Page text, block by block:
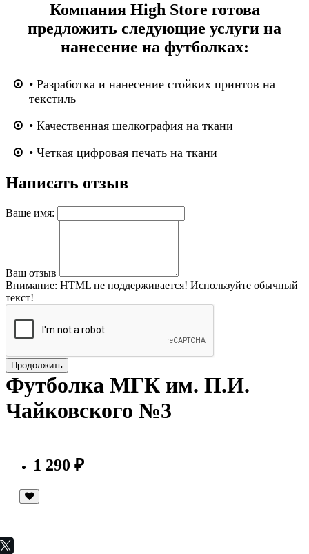
Компания High Store готова
предложить следующие услуги на
нанесение на футболках:
• Разработка и нанесение стойких принтов на
текстиль
• Качественная шелкография на ткани
• Четкая цифровая печать на ткани
Написать отзыв
Ваше имя:
Ваш отзыв
Внимание: HTML не поддерживается! Используйте обычный
текст!
Продолжить
Футболка МГК им. П.И.
Чайковского №3
1 290 ₽